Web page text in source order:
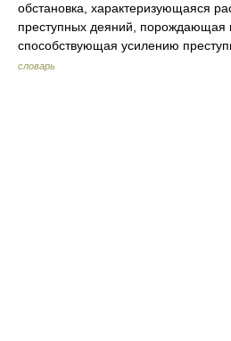
обстановка, характеризующаяся
преступных деяний, порождающая
способствующая усилению
словарь